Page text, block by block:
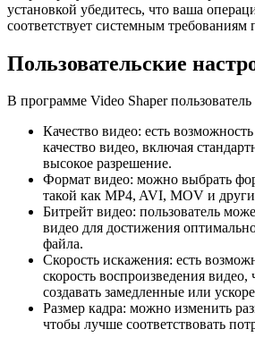
установкой убедитесь, что ваша
соответствует системным
Пользовательские
В программе Video Shaper
Качество видео: есть
качество видео, включая
высокое разрешение.
Формат видео: можно выбрать
такой как MP4, AVI, MOV и
Битрейт видео: пользователь
видео для достижения
файла.
Скорость искажения: есть
скорость воспроизведения видео,
создавать замедленные или
Размер кадра: можно изменить
чтобы лучше соответствовать